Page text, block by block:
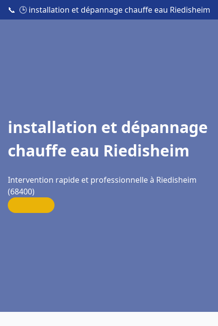
📞 🕒 installation et dépannage chauffe eau Riedisheim
installation et dépannage
chauffe eau Riedisheim
Intervention rapide et professionnelle à Riedisheim
(68400)